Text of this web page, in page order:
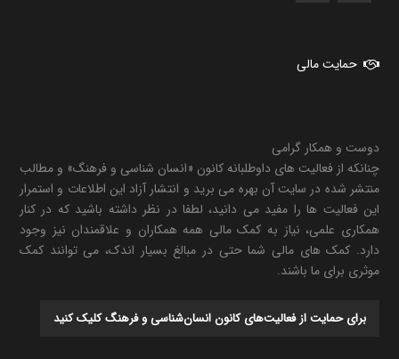
حمایت مالی
دوست و همکار گرامی
چنانکه از فعالیت های داوطلبانه کانون «انسان شناسی و فرهنگ» و مطالب
منتشر شده در سایت آن بهره می برید و انتشار آزاد این اطلاعات و استمرار
این فعالیت ها را مفید می دانید، لطفا در نظر داشته باشید که در کنار
همکاری علمی، نیاز به کمک مالی همه همکاران و علاقمندان نیز وجود
دارد. کمک های مالی شما حتی در مبالغ بسیار اندک، می توانند کمک
موثری برای ما باشند.
برای حمایت از فعالیت‌های کانون انسان‌شناسی و فرهنگ کلیک کنید